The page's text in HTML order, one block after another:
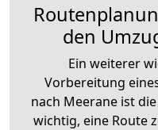
den
Ein weiterer
Vorbereitung
nach Meerane ist die
wichtig, eine Route